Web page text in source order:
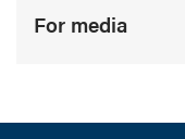
For media